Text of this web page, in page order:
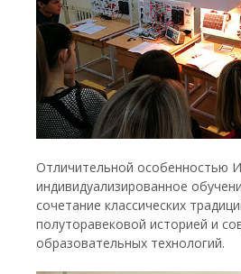
Отличительной особенностью
индивидуализированное
сочетание классических
полуторавековой историей и
образовательных технологий.